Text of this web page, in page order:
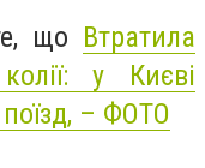
що Втратила
у Києві
– ФОТО